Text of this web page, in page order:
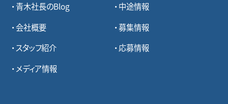
青木社長のBlog
会社概要
スタッフ紹介
メディア情報
中途情報
募集情報
応募情報